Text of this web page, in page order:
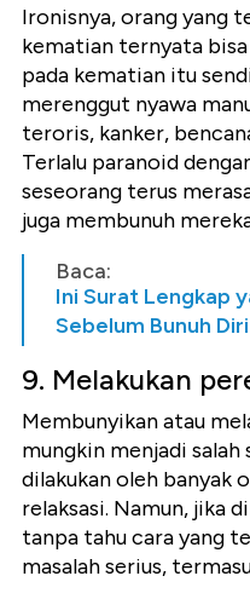
Ironisnya, orang yang
kematian ternyata
pada kematian itu
merenggut nyawa
teroris, kanker,
Terlalu paranoid
seseorang terus
juga membunuh
Baca:
Ini Surat Lengkap
Sebelum Bunuh Diri
9. Melakukan
Membunyikan atau
mungkin menjadi salah
dilakukan oleh banyak
relaksasi. Namun, jika
tanpa tahu cara yang
masalah serius,